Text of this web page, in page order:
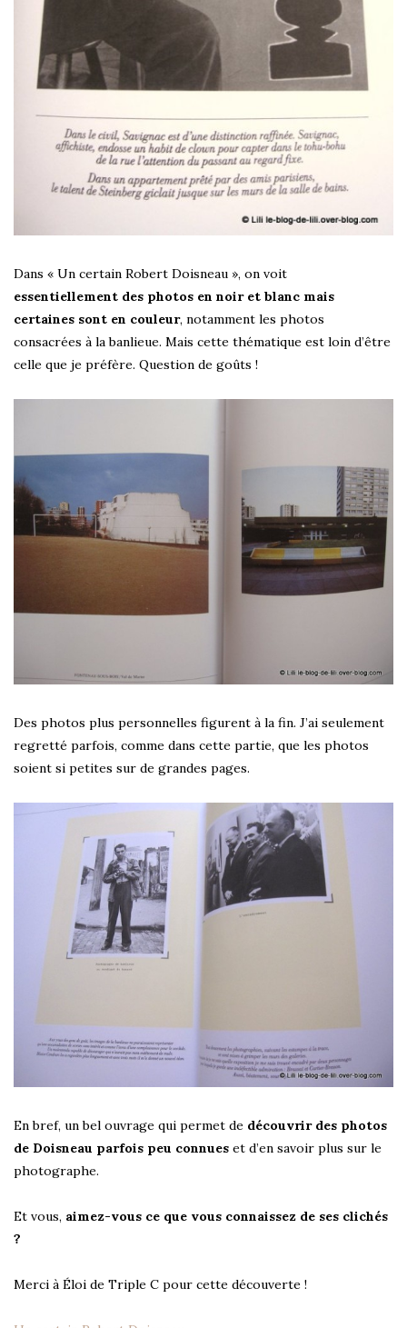
Dans « Un certain Robert Doisneau », on voit
essentiellement des photos en noir et blanc mais
certaines sont en couleur, notamment les photos
consacrées à la banlieue. Mais cette thématique est loin d’être
celle que je préfère. Question de goûts !
Des photos plus personnelles figurent à la fin. J’ai seulement
regretté parfois, comme dans cette partie, que les photos
soient si petites sur de grandes pages.
En bref, un bel ouvrage qui permet de découvrir des photos
de Doisneau parfois peu connues et d’en savoir plus sur le
photographe.
Et vous, aimez-vous ce que vous connaissez de ses clichés
?
Merci à Éloi de Triple C pour cette découverte !